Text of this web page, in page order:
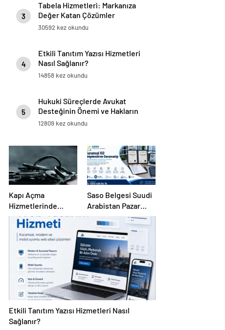
3
Tabela Hizmetleri: Markanıza
Değer Katan Çözümler
30592 kez okundu
4
Etkili Tanıtım Yazısı Hizmetleri
Nasıl Sağlanır?
14858 kez okundu
5
Hukuki Süreçlerde Avukat
Desteğinin Önemi ve Hakların
Korunması
12809 kez okundu
Kapı Açma
Hizmetlerinde
Karmaşık Sorunlara
Pratik Çözümler
Saso Belgesi Suudi
Arabistan Pazar
Erişimini Sağlar
Etkili Tanıtım Yazısı Hizmetleri Nasıl
Sağlanır?